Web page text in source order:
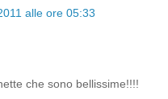
alle ore 05:33
che sono bellissime!!!!